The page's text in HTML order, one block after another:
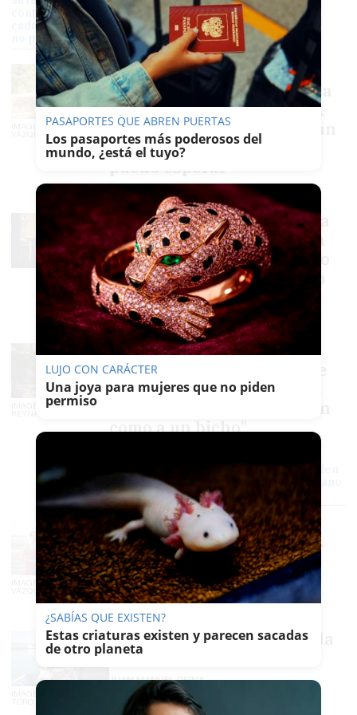
contrarreloj: "A mi hija le queda
cada día un día menos de vida y
no puedo esperar"
IMAGEN: FERNANDO
VÁZQUEZ
María quiere seguir
viviendo y su familia busca
una cura a contrarreloj: "A
mi hija le queda cada día un
día menos de vida y no
puedo esperar"
Dos homicidios y una celda
ardiendo en menos de una
semana: ¿qué está pasando
en el Hospital Psiquiátrico
de la prisión de Sevilla?
EMILIO CABRERA
IMAGEN: JOSÉ MARÍA
Aurora lleva ocho años
durmiendo en las calles de
Cádiz y no sabe si perderá
su único refugio: "Te miran
como a un bicho"
Las personas sin hogar de Cádiz pierden
el servicio de desayunos en pleno verano
y el Ayuntamiento responde
IMAGEN: FERNANDO
VÁZQUEZ
San Lázaro, el barrio de
Sevilla que no duerme por
los generadores de gasoil
del Metro
EZEQUIEL GARCÍA BARREDA
La pesca de Barbate, tocada
y…
JUAN MANUEL REINA
PASAPORTES QUE ABREN PUERTAS
Los pasaportes más poderosos del
mundo, ¿está el tuyo?
LUJO CON CARÁCTER
Una joya para mujeres que no piden
permiso
¿SABÍAS QUE EXISTEN?
Estas criaturas existen y parecen sacadas
de otro planeta